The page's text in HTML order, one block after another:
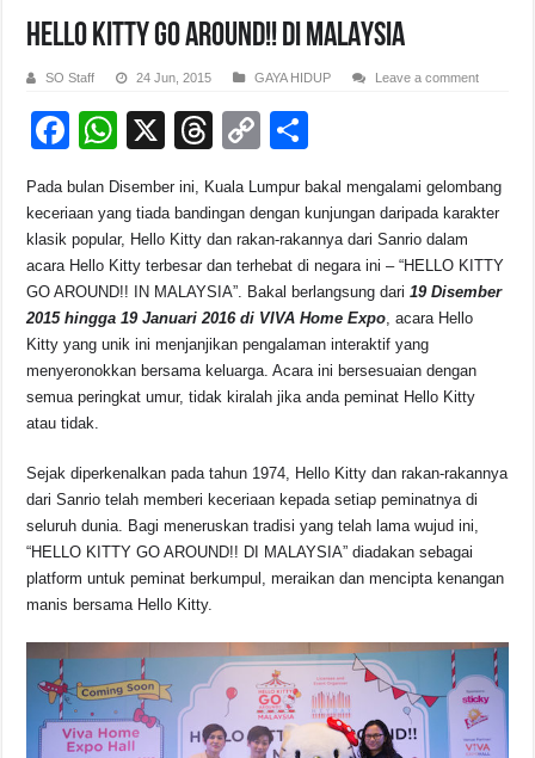
HELLO KITTY GO AROUND!! Di MALAYSIA
SO Staff 24 Jun, 2015 GAYA HIDUP Leave a comment
F
c
e
b
o
o
k
W
at
s
A
p
p
X
T
e
a
d
s
C
p
y
Li
n
k
ar
e
Pada bulan Disember ini, Kuala Lumpur bakal mengalami gelombang
keceriaan yang tiada bandingan dengan kunjungan daripada karakter
klasik popular, Hello Kitty dan rakan-rakannya dari Sanrio dalam
acara Hello Kitty terbesar dan terhebat di negara ini – “HELLO KITTY
GO AROUND!! IN MALAYSIA”. Bakal berlangsung dari19 Disember
2015 hingga 19 Januari 2016 di VIVA Home Expo, acara Hello
Kitty yang unik ini menjanjikan pengalaman interaktif yang
menyeronokkan bersama keluarga. Acara ini bersesuaian dengan
semua peringkat umur, tidak kiralah jika anda peminat Hello Kitty
atau tidak.
Sejak diperkenalkan pada tahun 1974, Hello Kitty dan rakan-rakannya
dari Sanrio telah memberi keceriaan kepada setiap peminatnya di
seluruh dunia. Bagi meneruskan tradisi yang telah lama wujud ini,
“HELLO KITTY GO AROUND!! DI MALAYSIA” diadakan sebagai
platform untuk peminat berkumpul, meraikan dan mencipta kenangan
manis bersama Hello Kitty.